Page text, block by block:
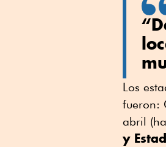
Los
fueron:
abril
y